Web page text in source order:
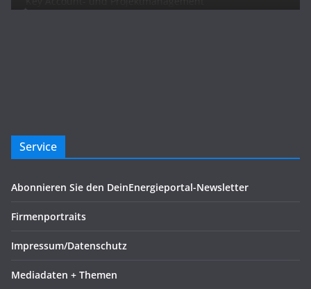
Service
Abonnieren Sie den DeinEnergieportal-Newsletter
Firmenportraits
Impressum/Datenschutz
Mediadaten + Themen